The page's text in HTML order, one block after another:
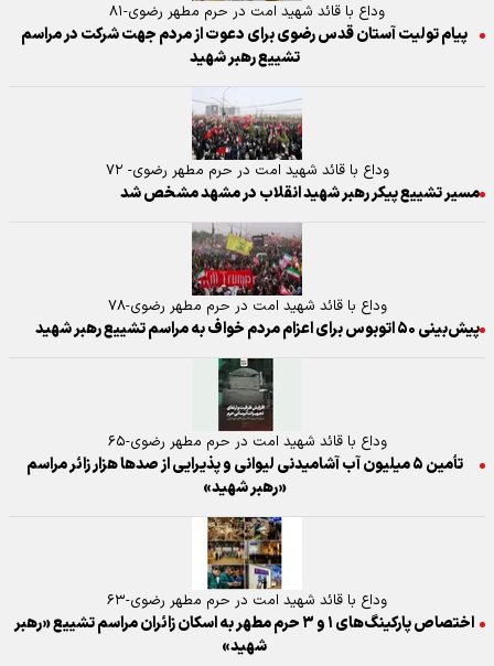
وداع با قائد شهید امت در حرم مطهر رضوی-۸۱
پیام تولیت آستان قدس رضوی برای دعوت از مردم جهت شرکت در مراسم
تشییع رهبر شهید
وداع با قائد شهید امت در حرم مطهر رضوی- ۷۲
مسیر تشییع پیکر رهبر شهید انقلاب در مشهد مشخص شد
وداع با قائد شهید امت در حرم مطهر رضوی-۷۸
پیش‌بینی ۵۰ اتوبوس برای اعزام مردم خواف به مراسم تشییع رهبر شهید
وداع با قائد شهید امت در حرم مطهر رضوی-۶۵
تأمین ۵ میلیون آب آشامیدنی لیوانی و پذیرایی از صد‌ها هزار زائر مراسم
«رهبر شهید»
وداع با قائد شهید امت در حرم مطهر رضوی-۶۳
اختصاص پارکینگ‌های ۱ و ۳ حرم مطهر به اسکان زائران مراسم تشییع «رهبر
شهید»